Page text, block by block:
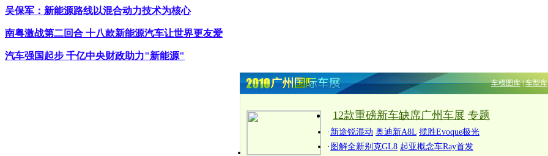
吴保军：新能源路线以混合动力技术为核心
南粤激战第二回合 十八款新能源汽车让世界更友爱
汽车强国起步 千亿中央财政助力"新能源"
车模图库|车型库
12款重磅新车缺席广州车展 专题
· 新途锐混动 奥迪新A8L 揽胜Evoque极光
· 图解全新别克GL8 起亚概念车Ray首发